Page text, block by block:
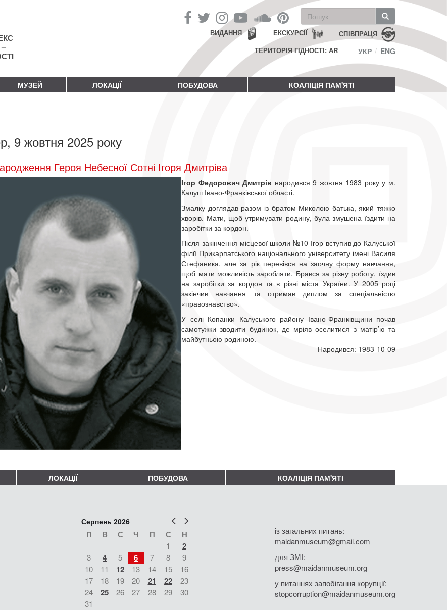
Пошукова
форма
Пошук СПІВПРАЦЯ
ЕКСКУРСІЇ
ВИДАННЯ
ТЕРИТОРІЯ ГІДНОСТІ: AR
УКР ENG
МУЗЕЙ ЛОКАЦІЇ ПОБУДОВА КОАЛІЦІЯ ПАМ'ЯТІ
9 жовтня 2025 року
Героя Небесної Сотні Ігоря Дмитріва
Ігор Федорович Дмитрів народився 9 жовтня 1983 року у м.
Калуш Івано-Франківської області.
Змалку доглядав разом із братом Миколою батька, який тяжко
хворів. Мати, щоб утримувати родину, була змушена їздити на
заробітки за кордон.
Після закінчення місцевої школи №10 Ігор вступив до Калуської
філії Прикарпатського національного університету імені Василя
Стефаника, але за рік перевівся на заочну форму навчання,
щоб мати можливість заробляти. Брався за різну роботу, їздив
на заробітки за кордон та в різні міста України. У 2005 році
закінчив навчання та отримав диплом за спеціальністю
«правознавство».
У селі Копанки Калуського району Івано-Франківщини почав
самотужки зводити будинок, де мріяв оселитися з матір’ю та
майбутньою родиною.
Народився: 1983-10-09
ЛОКАЦІЇ ПОБУДОВА КОАЛІЦІЯ ПАМ'ЯТІ
Попер
Серпень 2026
П В С Ч П С Н
1 2
3 4 5 6 7 8
9
10
11 12 13 14 15
16
17
18 19 20 21 22
23
24
25 26 27 28 29
30
31
із загальних питань:
maidanmuseum@gmail.com
для ЗМІ:
press@maidanmuseum.org
у питаннях запобігання корупції:
stopcorruption@maidanmuseum.org